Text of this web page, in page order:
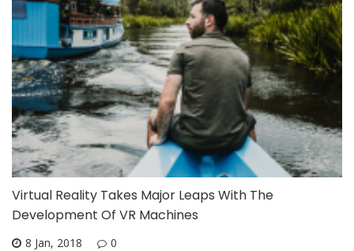
Virtual Reality Takes Major Leaps With The
Development Of VR Machines
8 Jan, 2018 0